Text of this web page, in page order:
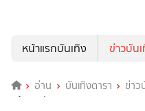
หน้าแรกบันเทิง
ข่าวบัน
อ่าน บันเทิงดารา ข่าว
คว้ารางวัล HOWE RISING